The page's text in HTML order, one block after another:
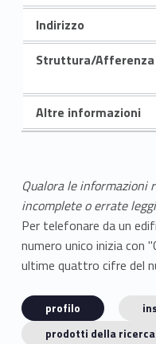
Indirizzo
Struttura/Afferenza
Altre informazioni
Qualora le
incomplete o errate leggi
Per telefonare da un
numero unico inizia con
ultime quattro cifre del
profilo
prodotti della ricerca